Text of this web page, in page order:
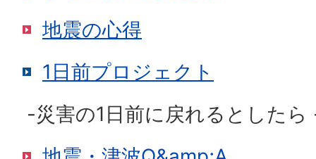
地震の心得
1日前プロジェクト
-災害の1日前に戻れるとしたら